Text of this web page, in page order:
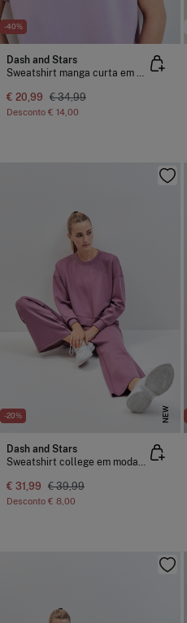
-40%
Dash and Stars
€ 20,99 € 34,99
Desconto € 14,00
-20% NEW
Dash and Stars
€ 31,99 € 39,99
Desconto € 8,00